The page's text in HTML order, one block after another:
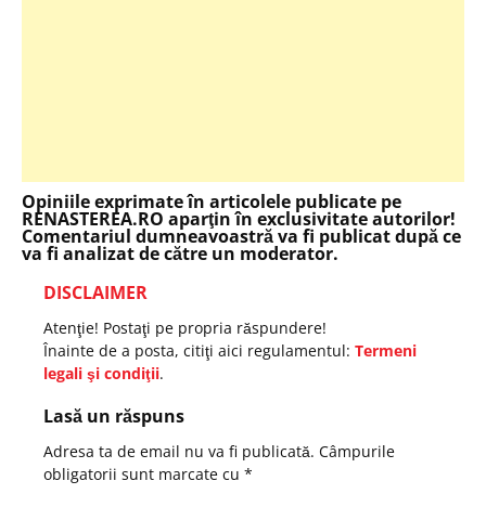
Opiniile exprimate în articolele publicate pe
RENASTEREA.RO aparţin în exclusivitate autorilor!
Comentariul dumneavoastră va fi publicat după ce
va fi analizat de către un moderator.
DISCLAIMER
Atenţie! Postaţi pe propria răspundere!
Înainte de a posta, citiţi aici regulamentul: Termeni
legali şi condiţii.
Lasă un răspuns
Adresa ta de email nu va fi publicată. Câmpurile
obligatorii sunt marcate cu *